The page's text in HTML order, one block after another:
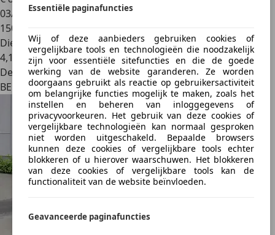
Essentiële paginafuncties
Wij of deze aanbieders gebruiken cookies of
vergelijkbare tools en technologieën die noodzakelijk
zijn voor essentiële sitefuncties en die de goede
werking van de website garanderen. Ze worden
doorgaans gebruikt als reactie op gebruikersactiviteit
om belangrijke functies mogelijk te maken, zoals het
instellen en beheren van inloggegevens of
privacyvoorkeuren. Het gebruik van deze cookies of
vergelijkbare technologieën kan normaal gesproken
niet worden uitgeschakeld. Bepaalde browsers
kunnen deze cookies of vergelijkbare tools echter
blokkeren of u hierover waarschuwen. Het blokkeren
van deze cookies of vergelijkbare tools kan de
functionaliteit van de website beïnvloeden.
Geavanceerde paginafuncties
03/2020
150.188 km
Diesel
4,1 l/100 km (comb.)
Dealer
BE 6001